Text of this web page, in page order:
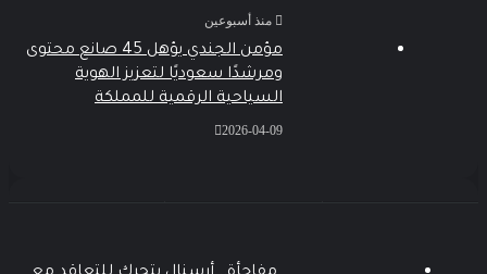
منذ أسبوعين
مؤمن الجندي يؤهل 45 صانع محتوى
ومرشدًا سعوديًا لتعزيز الهوية
السياحية الرقمية للمملكة
2026-04-09